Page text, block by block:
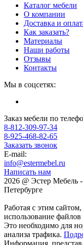
Каталог мебели
О компании
Доставка и
Как заказать?
Материалы
Наши работы
Отзывы
Контакты
Мы в соцсетях:
Заказ мебели по
8-812-309-97-34
8-925-468-82-65
Заказать звонок
E-mail:
info@estermebel.ru
Написать нам
2026 @ Эстер Мебель
Петербурге
Работая с этим
использование файлов
Это необходимо для
анализа трафика.
Информация,